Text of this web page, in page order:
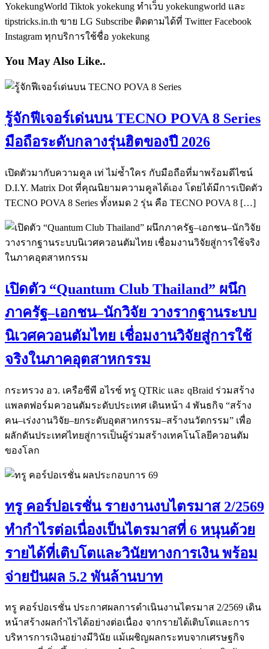
YokekungWorld Tiktok yokekung ทำเว็บ yokekungworld และ
tipstricks.in.th ขาย LG Subscribe ติดตามได้ที่ Twitter Facebook
Instagram ทุกบริการใช้ชื่อ yokekung
You May Also Like..
รู้จักฟีเจอร์เด่นบน TECNO POVA 8 Series
มือถือระดับกลางรุ่นฮิตของปี 2026
เปิดตัวมากับความคูล เท่ ไม่ซ้ำใคร กับมือถือที่มาพร้อมดีไซน์
D.I.Y. Matrix Dot ที่คุณนิยามความคูลได้เอง โดยได้มีการเปิดตัว
TECNO POVA 8 Series ทั้งหมด 2 รุ่น คือ TECNO POVA 8 […]
เปิดตัว “Quantum Club Thailand” ผนึก
ภาครัฐ–เอกชน–นักวิจัย วางรากฐานระบบ
นิเวศควอนตัมไทย เชื่อมงานวิจัยสู่การใช้
จริงในภาคอุตสาหกรรม
กระทรวง อว. เครือซีพี อไรซ์ ทรู QTRic และ qBraid ร่วมสร้าง
แพลตฟอร์มควอนตัมระดับประเทศ เดินหน้า 4 พันธกิจ “สร้าง
คน–เร่งงานวิจัย–ยกระดับอุตสาหกรรม–สร้างนวัตกรรม” เพื่อ
ผลักดันประเทศไทยสู่การเป็นผู้ร่วมสร้างเทคโนโลยีควอนตัม
ของโลก
ทรู คอร์ปอเรชั่น รายงานงบไตรมาส 2/2569
ทำกำไรต่อเนื่องเป็นไตรมาสที่ 6 หนุนด้วย
รายได้ที่เติบโตและวินัยทางการเงิน พร้อม
จ่ายปันผล 5.2 พันล้านบาท
ทรู คอร์ปอเรชั่น ประกาศผลการดำเนินงานไตรมาส 2/2569 เดิน
หน้าสร้างผลกำไรได้อย่างต่อเนื่อง จากรายได้เติบโตและการ
บริหารการเงินอย่างมีวินัย แม้เผชิญผลกระทบจากเศรษฐกิจ